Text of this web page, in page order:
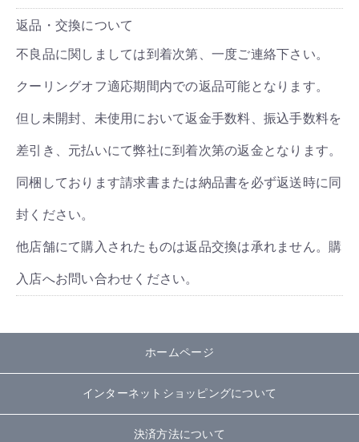
返品・交換について
不良品に関しましては到着次第、一度ご連絡下さい。
クーリングオフ適応期間内での返品可能となります。
但し未開封、未使用において返金手数料、振込手数料を
差引き、元払いにて弊社に到着次第の返金となります。
同梱しております請求書または納品書を必ず返送時に同
封ください。
他店舗にて購入されたものは返品交換は承れません。購
入店へお問い合わせください。
ホームページ
インターネットショッピングについて
決済方法について